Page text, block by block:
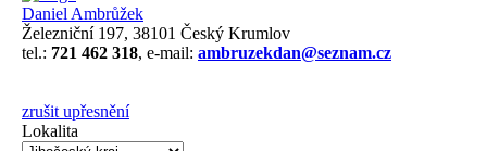
Daniel Ambrůžek
Železniční 197, 38101 Český Krumlov
tel.: 721 462 318, e-mail: ambruzekdan@seznam.cz
zrušit upřesnění
Lokalita